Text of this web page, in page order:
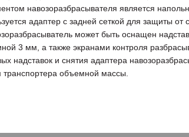
навозоразбрасывателя является
адаптер с задней сеткой для защиты
может быть оснащен
3 мм, а также экранами контроля
надставок и снятия адаптера
объемной массы.